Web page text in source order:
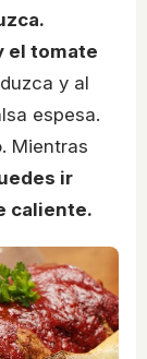
el tomate
y al
espesa.
Mientras
ir
caliente.